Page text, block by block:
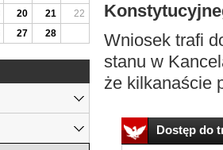
Wniosek trafi
stanu w
że kilkanaście
Dostęp do
20 21
22
27 28